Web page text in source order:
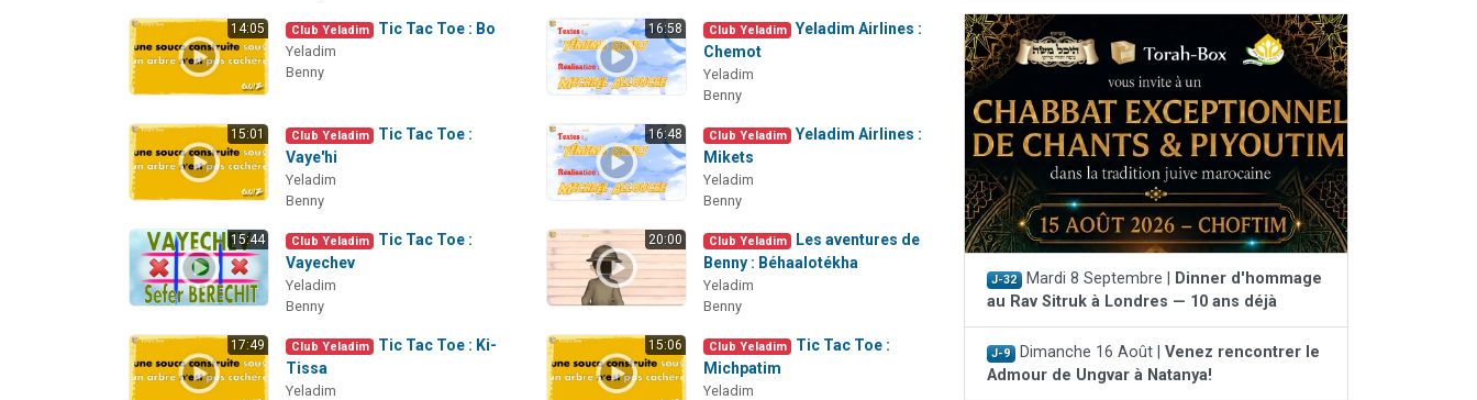
14:05 Club Yeladim Tic Tac Toe : Bo
Yeladim
Benny
16:58 Club Yeladim
Yeladim Airlines :
Chemot
Yeladim
Benny
15:01 Club Yeladim
Tic Tac Toe :
Vaye'hi
Yeladim
Benny
16:48 Club Yeladim
Yeladim Airlines :
Mikets
Yeladim
Benny
15:44 Club Yeladim
Tic Tac Toe :
Vayechev
Yeladim
Benny
20:00 Club Yeladim
Les aventures de
Benny : Béhaalotékha
Yeladim
Benny
17:49 Club Yeladim
Tic Tac Toe : Ki-
Tissa
Yeladim
15:06 Club Yeladim
Tic Tac Toe :
Michpatim
Yeladim
J-32 Mardi 8 Septembre |
Dinner d'hommage
au Rav Sitruk à Londres — 10 ans déjà
J-9 Dimanche 16 Août | Venez rencontrer le
Admour de Ungvar à Natanya!